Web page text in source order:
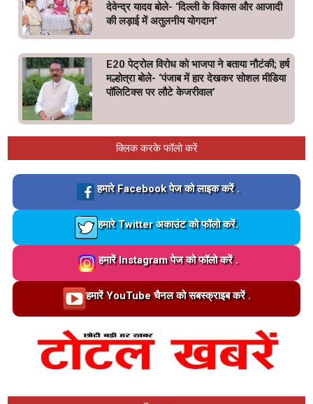
देवेन्द्र यादव बोले- ‘दिल्ली के विकास और आजादी
की लड़ाई में अतुलनीय योगदान’
E20 पेट्रोल विरोध को भाजपा ने बताया नौटंकी; हर्ष
मल्होत्रा बोले- ‘पंजाब में हार देखकर सोशल मीडिया
पॉलिटिक्स पर लौटे केजरीवाल’
क्लिक करके फॉलो करें
Loading…
हमारे Facebook पेज को लाइक करें .
Loading…
हमारे Twitter अकाउंट को फॉलो करें.
Loading…
हमारें Instagram पेज को फॉलो करें .
Loading…
हमारें YouTube चैनल को सबस्क्राइब करें .